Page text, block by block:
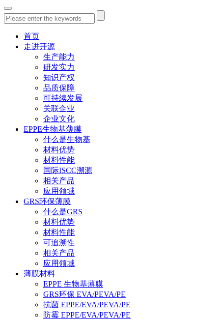
首页
走进开源
生产能力
研发实力
知识产权
品质保障
可持续发展
关联企业
企业文化
EPPE生物基薄膜
什么是生物基
材料优势
材料性能
国际ISCC溯源
相关产品
应用领域
GRS环保薄膜
什么是GRS
材料优势
材料性能
可追溯性
相关产品
应用领域
薄膜材料
EPPE 生物基薄膜
GRS环保 EVA/PEVA/PE
抗菌 EPPE/EVA/PEVA/PE
防霉 EPPE/EVA/PEVA/PE